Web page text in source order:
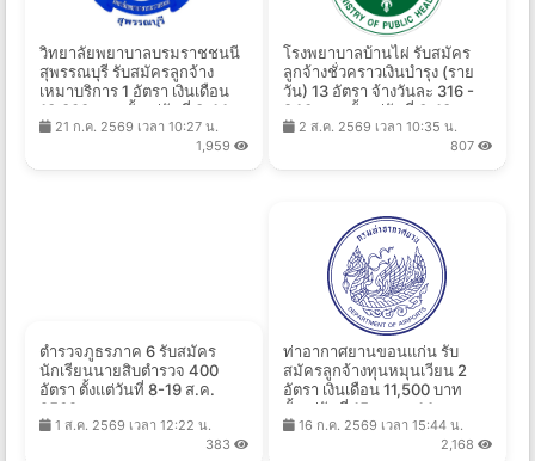
วิทยาลัยพยาบาลบรมราชชนนี
สุพรรณบุรี รับสมัครลูกจ้าง
เหมาบริการ 1 อัตรา เงินเดือน
13,300 บาท ตั้งแต่วันที่ 3-14
ส.ค. 2569
21 ก.ค. 2569 เวลา 10:27 น.
1,959
โรงพยาบาลบ้านไผ่ รับสมัคร
ลูกจ้างชั่วคราวเงินบำรุง (ราย
วัน) 13 อัตรา จ้างวันละ 316 -
840 บาท ตั้งแต่วันที่ 6-13 ส.ค.
2569
2 ส.ค. 2569 เวลา 10:35 น.
807
ตำรวจภูธรภาค 6 รับสมัคร
นักเรียนนายสิบตำรวจ 400
อัตรา ตั้งแต่วันที่ 8-19 ส.ค.
2569
1 ส.ค. 2569 เวลา 12:22 น.
383
ท่าอากาศยานขอนแก่น รับ
สมัครลูกจ้างทุนหมุนเวียน 2
อัตรา เงินเดือน 11,500 บาท
ตั้งแต่วันที่ 15 ก.ค. - 14 ส.ค.
2569
16 ก.ค. 2569 เวลา 15:44 น.
2,168